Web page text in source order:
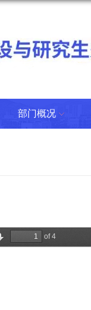
部门概况